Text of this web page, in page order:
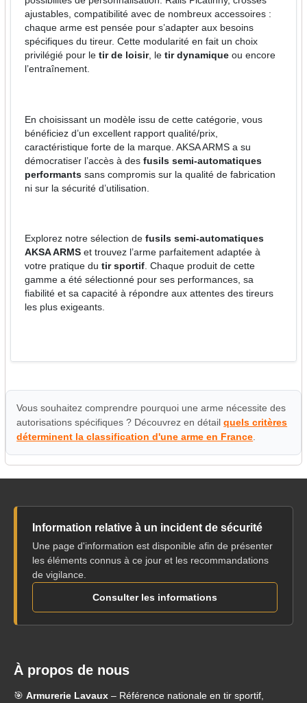
ajustables, compatibilité avec de nombreux accessoires :
chaque arme est pensée pour s’adapter aux besoins
spécifiques du tireur. Cette modularité en fait un choix
privilégié pour letir de loisir, letir dynamique ou encore
l’entraînement.
En choisissant un modèle issu de cette catégorie, vous
bénéficiez d’un excellent rapport qualité/prix,
caractéristique forte de la marque. AKSA ARMS a su
démocratiser l’accès à desfusils semi-automatiques
performants sans compromis sur la qualité de fabrication
ni sur la sécurité d’utilisation.
Explorez notre sélection defusils semi-automatiques
AKSA ARMS et trouvez l’arme parfaitement adaptée à
votre pratique dutir sportif. Chaque produit de cette
gamme a été sélectionné pour ses performances, sa
fiabilité et sa capacité à répondre aux attentes des tireurs
les plus exigeants.
Vous souhaitez comprendre pourquoi une arme nécessite des
autorisations spécifiques ? Découvrez en détailquels critères
déterminent la classification d'une arme en France
Information relative à un incident de sécurité
Une page d'information est disponible afin de présenter
les éléments connus à ce jour et les recommandations
de vigilance.
Consulter les informations
À propos de nous
🎯 Armurerie Lavaux – Référence nationale en tir sportif,